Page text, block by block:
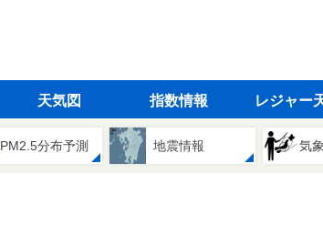
天気図 指数情報 レジャー
PM2.5分布予測 地震情報 気